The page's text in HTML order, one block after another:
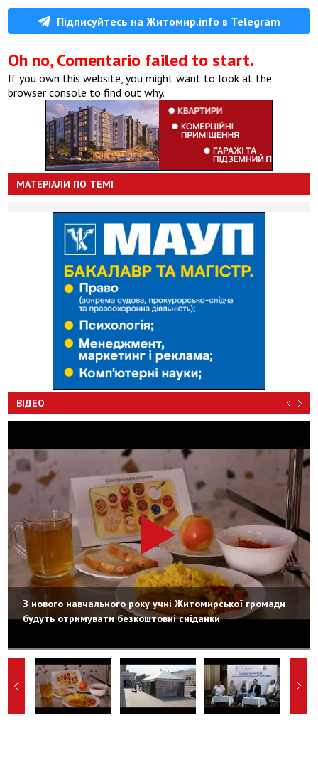
Підписуйтесь на Житомир.info в Telegram
Oh no, Comentario failed to start.
If you own this website, you might want to look at the
browser console to find out why.
МАТЕРІАЛИ ПО ТЕМІ
ВІДЕО
З нового навчального року учні Житомирської громади
будуть отримувати безкоштовні сніданки